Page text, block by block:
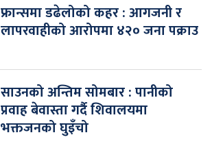
फ्रान्समा डढेलोको कहर : आगजनी र
लापरवाहीको आरोपमा ४२० जना पक्राउ
साउनको अन्तिम सोमबार : पानीको
प्रवाह बेवास्ता गर्दै शिवालयमा
भक्तजनको घुइँचो